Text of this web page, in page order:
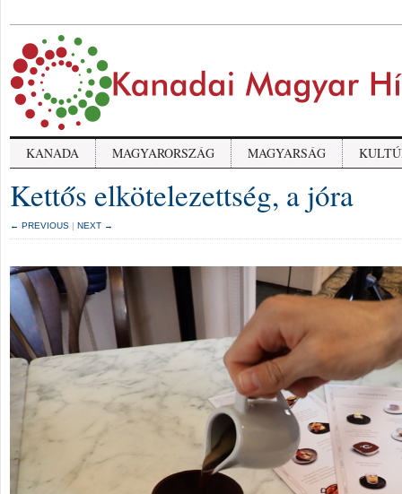
KANADA MAGYARORSZÁG MAGYARSÁG
Kettős elkötelezettség, a jóra
← PREVIOUS | NEXT →